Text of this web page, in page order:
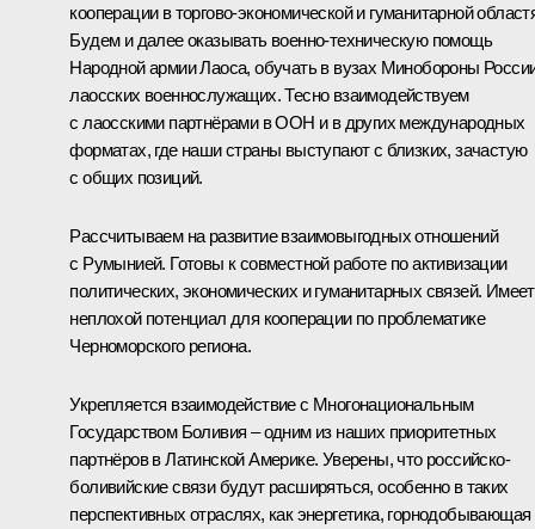
кооперации в торгово-экономической и гуманитарной
Будем и далее оказывать военно-техническую помощь
Народной армии Лаоса, обучать в вузах Минобороны
лаосских военнослужащих. Тесно взаимодействуем
с лаосскими партнёрами в ООН и в других международных
форматах, где наши страны выступают с близких, зачастую
с общих позиций.
Рассчитываем на развитие взаимовыгодных отношений
с Румынией. Готовы к совместной работе по активизации
политических, экономических и гуманитарных связей.
неплохой потенциал для кооперации по проблематике
Черноморского региона.
Укрепляется взаимодействие с Многонациональным
Государством Боливия – одним из наших приоритетных
партнёров в Латинской Америке. Уверены, что российско-
боливийские связи будут расширяться, особенно в таких
перспективных отраслях, как энергетика, горнодобывающая